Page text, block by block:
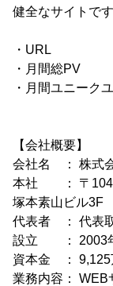
健全なサイトです
・
・月間総
・月間ユニーク
【会社概要】
会社名 ： 株式
本社 ： 〒104-
塚本素山ビル3F
代表者 ： 代表
設立 ： 2003
資本金 ： 9,125
業務内容： WEB